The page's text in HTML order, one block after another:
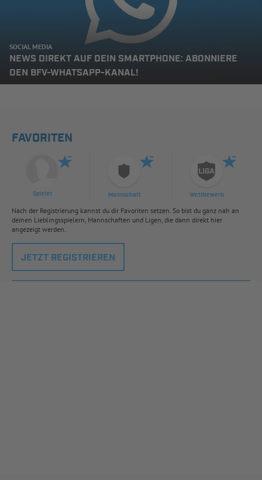
SOCIAL MEDIA
NEWS DIREKT AUF DEIN SMARTPHONE: ABONNIERE
DEN BFV-WHATSAPP-KANAL!
FAVORITEN
Spieler Mannschaft Wettbewerb
Nach der Registrierung kannst du dir Favoriten setzen. So bist du ganz nah an
deinen Lieblingsspielern, Mannschaften und Ligen, die dann direkt hier
angezeigt werden.
JETZT REGISTRIEREN